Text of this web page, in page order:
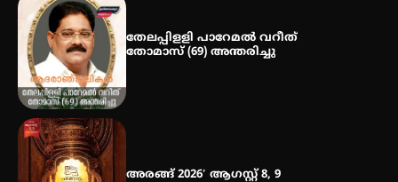
തേലപ്പിളളി പാറേമൽ വറീത്
തോമാസ് (69) അന്തരിച്ചു
അരങ്ങ് 2026′ ആഗസ്റ്റ് 8, 9